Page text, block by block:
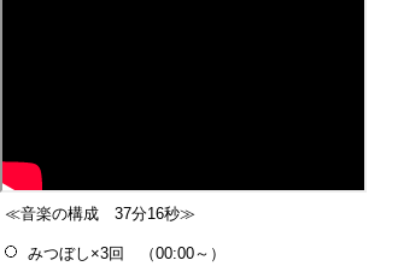
≪音楽の構成 37分16秒≫
みつぼし×3回 （00:00～）